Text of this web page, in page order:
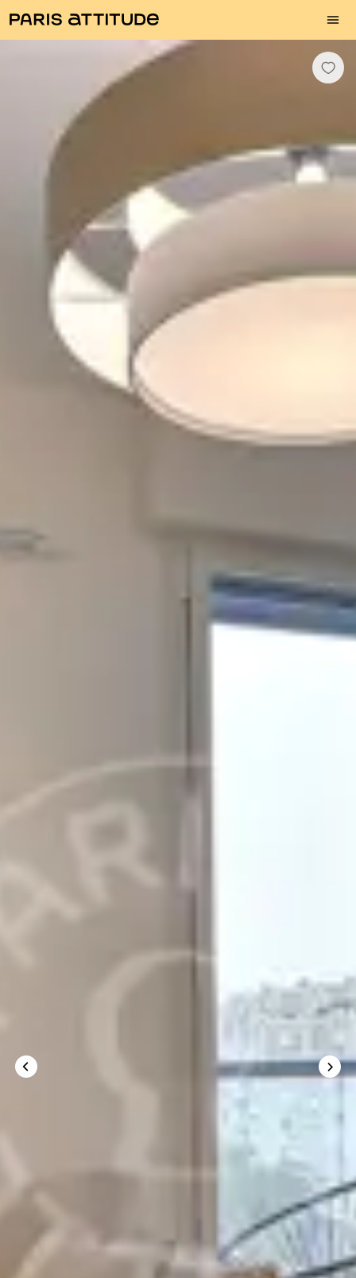
Photos Description Equipements Quartier